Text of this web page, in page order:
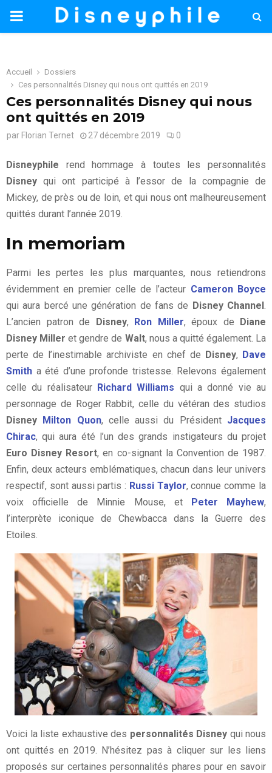
PRIMARY
Accueil
Dossiers
Ces personnalités Disney qui nous ont quittés en 2019
Ces personnalités Disney qui nous
ont quittés en 2019
par Florian Ternet 27 décembre 2019 0
Disneyphile rend hommage à toutes les personnalités
Disney qui ont participé à l’essor de la compagnie de
Mickey, de près ou de loin, et qui nous ont malheureusement
quittés durant l’année 2019.
In memoriam
Parmi les pertes les plus marquantes, nous retiendrons
évidemment en premier celle de l’acteur Cameron Boyce
qui aura bercé une génération de fans de Disney Channel.
L’ancien patron de Disney, Ron Miller, époux de Diane
Disney Miller et gendre de Walt, nous a quitté également. La
perte de l’inestimable archiviste en chef de Disney, Dave
Smith a été d’une profonde tristesse. Relevons également
celle du réalisateur Richard Williams qui a donné vie au
personnage de Roger Rabbit, celle du vétéran des studios
Disney Milton Quon, celle aussi du Président Jacques
Chirac, qui aura été l’un des grands instigateurs du projet
Euro Disney Resort, en co-signant la Convention de 1987.
Enfin, deux acteurs emblématiques, chacun dans leur univers
respectif, sont aussi partis : Russi Taylor, connue comme la
voix officielle de Minnie Mouse, et Peter Mayhew,
l’interprète iconique de Chewbacca dans la Guerre des
Etoiles.
Voici la liste exhaustive des personnalités Disney qui nous
ont quittés en 2019. N’hésitez pas à cliquer sur les liens
proposés sur certaines personnalités phares pour en savoir